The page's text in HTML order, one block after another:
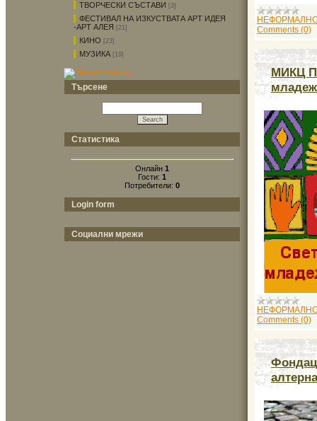
ТВОРЧЕСКИ СЪСТАВИ [3]
ФЕСТИВАЛ НА ИЗКУСТВАТА АРТ ИДЕЯ
-АРТ АЛЕЯ
[21]
КИНО [23]
МУЗИКА [19]
Търсене
Статистика
Онлайн 1
Гости: 1
Потребители: 0
Login form
Социални мрежи
Comments (0)
МИКЦ
Comments (0)